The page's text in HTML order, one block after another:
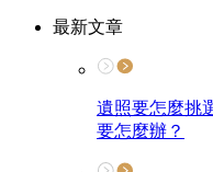
最新文章
遺照要怎麼挑
要怎麼辦？